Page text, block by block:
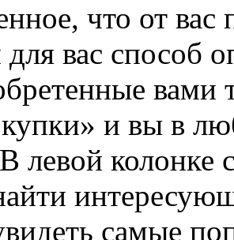
что от вас
вас способ
вами
и вы в
В левой
самые